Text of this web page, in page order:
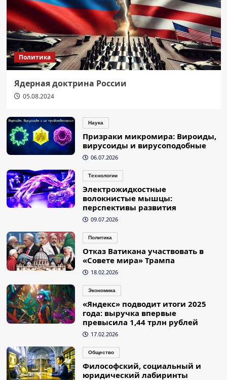
Политика
Ядерная доктрина России
05.08.2024
Наука
Призраки микромира: Вироиды,
вирусоиды и вирусоподобные
06.07.2026
Технологии
Электрожидкостные
волокнистые мышцы:
перспективы развития
09.07.2026
Политика
Отказ Ватикана участвовать в
«Совете мира» Трампа
18.02.2026
Экономика
«Яндекс» подводит итоги 2025
года: выручка впервые
превысила 1,44 трлн рублей
17.02.2026
Общество
Философский, социальный и
юридический лабиринты